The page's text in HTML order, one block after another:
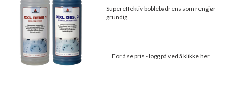
Supereffektiv boblebadrens som rengjør
grundig
For å se pris - logg på ved å klikke her